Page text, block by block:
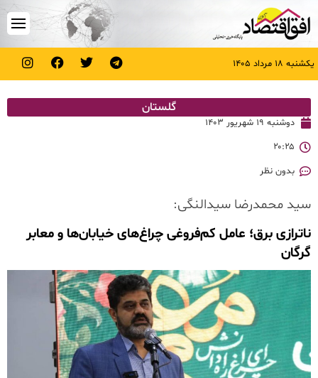
یکشنبه ۱۸ مرداد ۱۴۰۵
گلستان
دوشنبه ۱۹ شهریور ۱۴۰۳
۲۰:۲۵
بدون نظر
سید محمدرضا سیدالنگی:
ناترازی برق؛ عامل کم‌فروغی چراغ‌های خیابان‌ها و معابر
گرگان